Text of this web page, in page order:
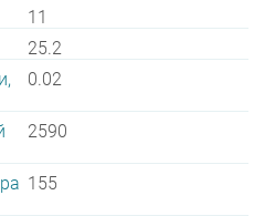
11
25.2
0.02
2590
155